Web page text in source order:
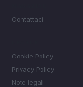
Contattaci
Cookie Policy
Privacy Policy
Note legali